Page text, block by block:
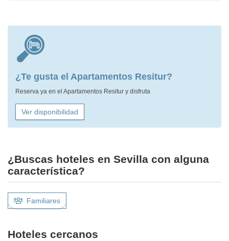
¿Te gusta el Apartamentos Resitur?
Reserva ya en el Apartamentos Resitur y disfruta
Ver disponibilidad
¿Buscas hoteles en Sevilla con alguna
característica?
Familiares
Hoteles cercanos